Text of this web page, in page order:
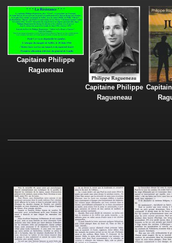
Capitaine Philippe
Ragueneau
Capitaine Philippe
Ragueneau